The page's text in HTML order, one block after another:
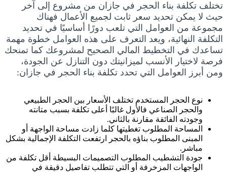
تختلف تكلفة بناء الحجر في جازان من مشروع إلى آخر
حيث لا يمكن تحديد سعر ثابت لجميع الأعمال فهناك
مجموعة من العوامل التي تلعب دورًا أساسيًا في تحديد
التكلفة النهائية، ويعد التعرف على هذه العوامل خطوة مهمة
تساعدك في التخطيط المالي الصحيح لمشروعك كما تمنحك
فرصة لاختيار الأنسب لميزانيتك دون التنازل عن الجودة،
ومن أبرز العوامل التي تحدد تكلفة بناء الحجر في جازان:
نوع الحجر المستخدم تختلف الأسعار بين الحجر الطبيعي
والحجر الصناعي فالأول غالبًا أعلى تكلفة بسبب متانته
وجودته الفائقة مقارنة بالثاني.
المساحة المطلوب تغطيتها كلما زادت مساحة الواجهة أو
المبنى المطلوب بناؤه بالحجر ارتفعت التكلفة الإجمالية بشكل
مباشر.
جودة التشطيب المطلوب التصميمات البسيطة أقل تكلفة من
الواجهات المزخرفة أو التي تتطلب تفاصيل دقيقة في